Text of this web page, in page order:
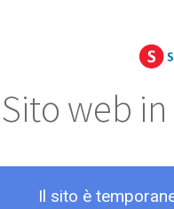
Sito web
Il sito è